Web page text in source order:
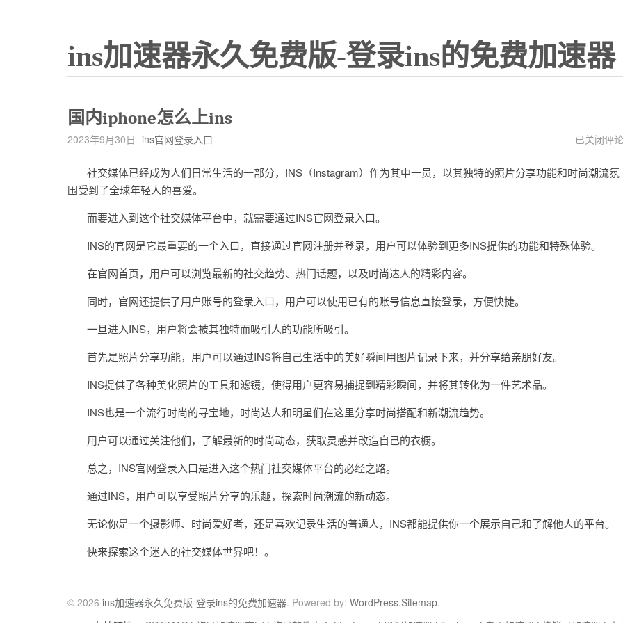
ins加速器永久免费版-登录ins的免费加速器
国内iphone怎么上ins
2023年9月30日 ins官网登录入口
国
怎
已关闭评论
社交媒体已经成为人们日常生活的一部分，INS（Instagram）作为其中一员，以其独特的照片分享功能和时尚潮流氛
围受到了全球年轻人的喜爱。
而要进入到这个社交媒体平台中，就需要通过INS官网登录入口。
INS的官网是它最重要的一个入口，直接通过官网注册并登录，用户可以体验到更多INS提供的功能和特殊体验。
在官网首页，用户可以浏览最新的社交趋势、热门话题，以及时尚达人的精彩内容。
同时，官网还提供了用户账号的登录入口，用户可以使用已有的账号信息直接登录，方便快捷。
一旦进入INS，用户将会被其独特而吸引人的功能所吸引。
首先是照片分享功能，用户可以通过INS将自己生活中的美好瞬间用图片记录下来，并分享给亲朋好友。
INS提供了各种美化照片的工具和滤镜，使得用户更容易捕捉到精彩瞬间，并将其转化为一件艺术品。
INS也是一个流行时尚的寻宝地，时尚达人和明星们在这里分享时尚搭配和新潮流趋势。
用户可以通过关注他们，了解最新的时尚动态，获取灵感并改造自己的衣橱。
总之，INS官网登录入口是进入这个热门社交媒体平台的必经之路。
通过INS，用户可以享受照片分享的乐趣，探索时尚潮流的新动态。
无论你是一个摄影师、时尚爱好者，还是喜欢记录生活的普通人，INS都能提供你一个展示自己和了解他人的平台。
快来探索这个迷人的社交媒体世界吧！。
© 2026 ins加速器永久免费版-登录ins的免费加速器. Powered by: WordPress.Sitemap.